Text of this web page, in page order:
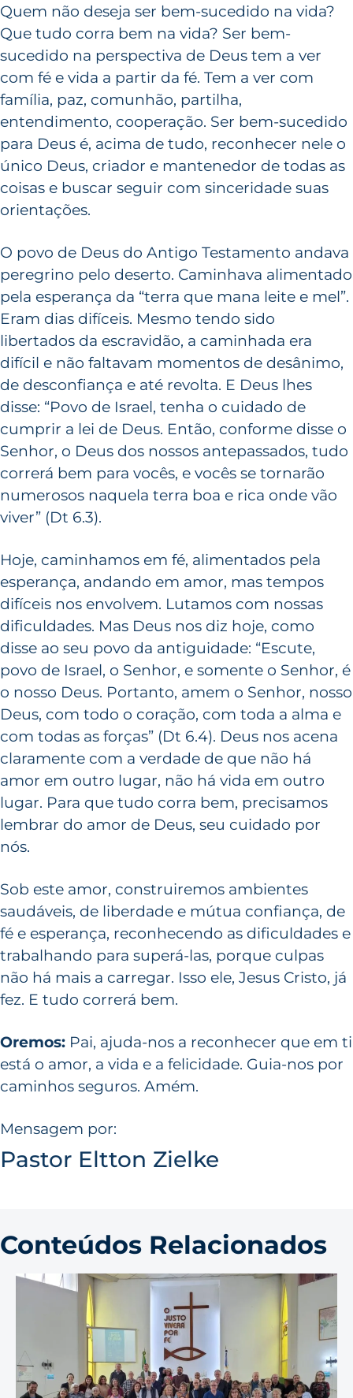
Quem não deseja ser bem-sucedido na vida?
Que tudo corra bem na vida? Ser bem-
sucedido na perspectiva de Deus tem a ver
com fé e vida a partir da fé. Tem a ver com
família, paz, comunhão, partilha,
entendimento, cooperação. Ser bem-sucedido
para Deus é, acima de tudo, reconhecer nele o
único Deus, criador e mantenedor de todas as
coisas e buscar seguir com sinceridade suas
orientações.
O povo de Deus do Antigo Testamento andava
peregrino pelo deserto. Caminhava alimentado
pela esperança da “terra que mana leite e mel”.
Eram dias difíceis. Mesmo tendo sido
libertados da escravidão, a caminhada era
difícil e não faltavam momentos de desânimo,
de desconfiança e até revolta. E Deus lhes
disse: “Povo de Israel, tenha o cuidado de
cumprir a lei de Deus. Então, conforme disse o
Senhor, o Deus dos nossos antepassados, tudo
correrá bem para vocês, e vocês se tornarão
numerosos naquela terra boa e rica onde vão
viver” (Dt 6.3).
Hoje, caminhamos em fé, alimentados pela
esperança, andando em amor, mas tempos
difíceis nos envolvem. Lutamos com nossas
dificuldades. Mas Deus nos diz hoje, como
disse ao seu povo da antiguidade: “Escute,
povo de Israel, o Senhor, e somente o Senhor, é
o nosso Deus. Portanto, amem o Senhor, nosso
Deus, com todo o coração, com toda a alma e
com todas as forças” (Dt 6.4). Deus nos acena
claramente com a verdade de que não há
amor em outro lugar, não há vida em outro
lugar. Para que tudo corra bem, precisamos
lembrar do amor de Deus, seu cuidado por
nós.
Sob este amor, construiremos ambientes
saudáveis, de liberdade e mútua confiança, de
fé e esperança, reconhecendo as dificuldades e
trabalhando para superá-las, porque culpas
não há mais a carregar. Isso ele, Jesus Cristo, já
fez. E tudo correrá bem.
Oremos: Pai, ajuda-nos a reconhecer que em ti
está o amor, a vida e a felicidade. Guia-nos por
caminhos seguros. Amém.
Mensagem por:
Pastor Eltton Zielke
Conteúdos Relacionados